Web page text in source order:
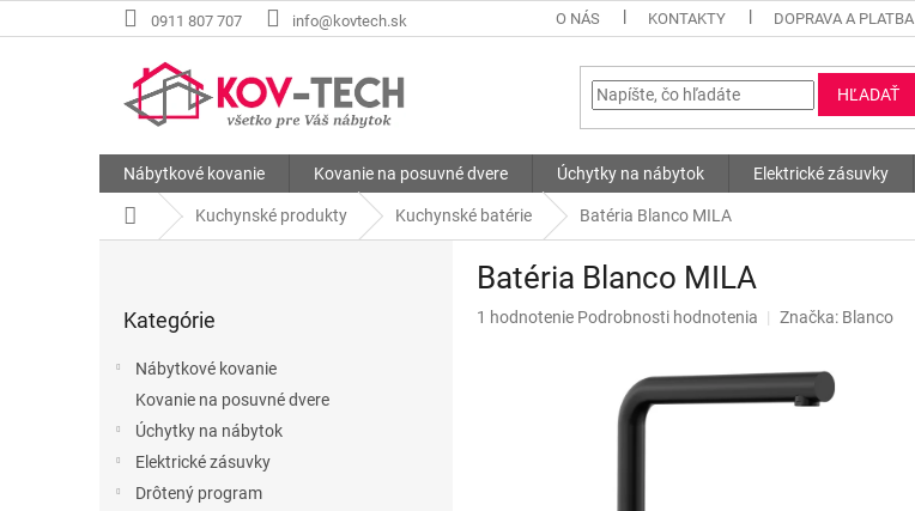
na
0911 807 707 info@kovtech.sk O NÁS KONTAKTY DOPRAVA A PLATBA
HĽADAŤ
Nábytkové kovanie Kovanie na posuvné dvere Úchytky na nábytok Elektrické zásuvky
DomovKuchynské produkty Kuchynské batérie Batéria Blanco MILA
kategórie
Kategórie
Nábytkové kovanie
Kovanie na posuvné dvere
Úchytky na nábytok
Elektrické zásuvky
Drôtený program
Batéria Blanco MILA
Priemerné
1 hodnotenie Podrobnosti hodnotenia Značka: Blanco